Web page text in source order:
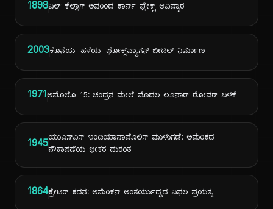
1898ವಿಲ್ ಕೆಲ್ಲಾಗ್ ಅವರಿಂದ ಕಾರ್ನ್ ಫ್ಲೇಕ್ಸ್ ಆವಿಷ್ಕಾರ
2003ಕೊನೆಯ 'ಹಳೆಯ' ಫೋಕ್ಸ್‌ವ್ಯಾಗನ್ ಬೀಟಲ್ ನಿರ್ಮಾಣ
1971ಅಪೊಲೊ 15: ಚಂದ್ರನ ಮೇಲೆ ಮೊದಲ ಲೂನಾರ್ ರೋವರ್ ಬಳಕೆ
1945ಯುಎಸ್ಎಸ್ ಇಂಡಿಯಾನಾಪೊಲಿಸ್ ಮುಳುಗಡೆ: ಅಮೆರಿಕದ
ನೌಕಾಪಡೆಯ ಭೀಕರ ದುರಂತ
1864ಕ್ರೇಟರ್ ಕದನ: ಅಮೆರಿಕನ್ ಅಂತರ್ಯುದ್ಧದ ವಿಫಲ ಪ್ರಯತ್ನ